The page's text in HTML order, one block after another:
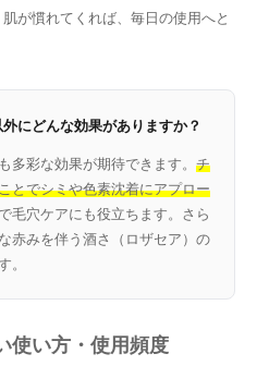
が慣れてくれば、毎日の使用へと
にどんな効果がありますか？
多彩な効果が期待できます。 チ
とでシミや色素沈着にアプロー
毛穴ケアにも役立ちます。さら
赤みを伴う酒さ（ロザセア）の
。
使い方・使用頻度